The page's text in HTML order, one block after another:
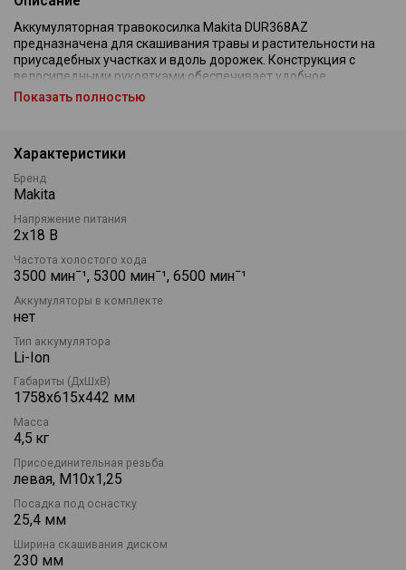
Аккумуляторная травокосилка Makita DUR368AZ
предназначена для скашивания травы и растительности на
приусадебных участках и вдоль дорожек. Конструкция с
велосипедными рукоятками обеспечивает удобное
управление и устойчивость при работе на больших площадях.
необходимости обслуживания. Нижнее расположение
двигателя позволяет напрямую соединить режущую головку
с приводом, снижая потери мощности и повышая
эффективность передачи крутящего момента.
Три режима скорости позволяют подобрать оптимальный
условий работы. Автоматический режим ADT считывает
нагрузку на режущий инструмент и регулирует скорость
вращения, поддерживая производительность и увеличивая
время работы на одном заряде аккумулятора.
Показать полностью
Характеристики
Бренд
Makita
Напряжение питания
2х18 В
Частота холостого хода
3500 минˉ¹, 5300 минˉ¹, 6500 минˉ¹
Аккумуляторы в комплекте
нет
Тип аккумулятора
Li-Ion
Габариты (ДхШхВ)
1758х615х442 мм
Масса
4,5 кг
Присоединительная резьба
левая, М10х1,25
Посадка под оснастку
25,4 мм
Ширина скашивания диском
230 мм